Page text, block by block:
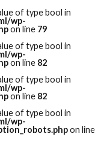
of type bool in
wp-
on line 79
of type bool in
wp-
on line 82
of type bool in
wp-
on line 82
of type bool in
wp-
on line